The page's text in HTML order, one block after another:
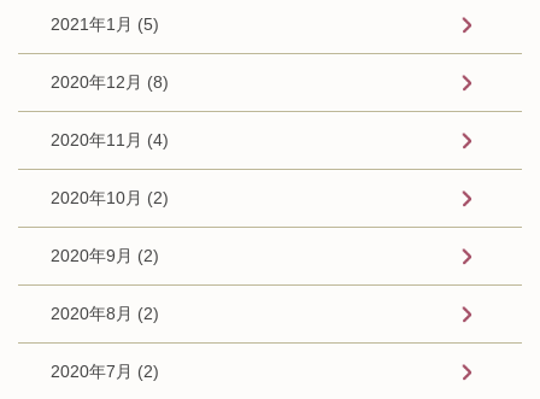
2021年1月 (5)
2020年12月 (8)
2020年11月 (4)
2020年10月 (2)
2020年9月 (2)
2020年8月 (2)
2020年7月 (2)